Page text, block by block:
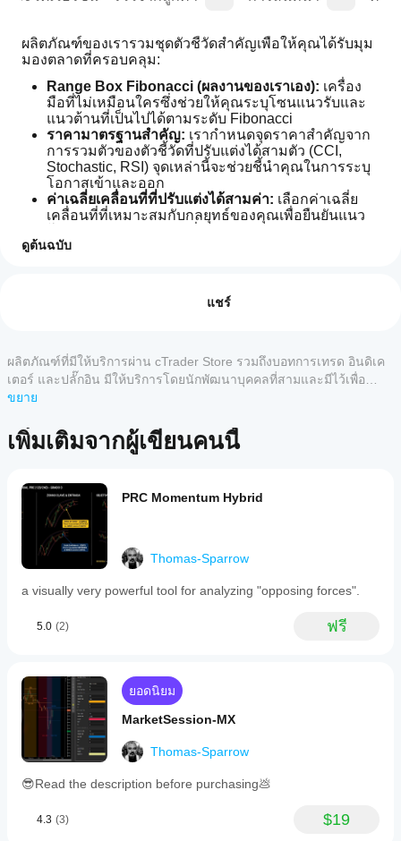
ผลิตภัณฑ์ของเรารวมชุดตัวชี้วัดสำคัญเพื่อให้คุณได้รับมุม
มองตลาดที่ครอบคลุม:
Range Box Fibonacci (ผลงานของเราเอง): เครื่อง
มือที่ไม่เหมือนใครซึ่งช่วยให้คุณระบุโซนแนวรับและ
แนวต้านที่เป็นไปได้ตามระดับ Fibonacci
ราคามาตรฐานสำคัญ: เรากำหนดจุดราคาสำคัญจาก
การรวมตัวของตัวชี้วัดที่ปรับแต่งได้สามตัว (CCI,
Stochastic, RSI) จุดเหล่านี้จะช่วยชี้นำคุณในการระบุ
โอกาสเข้าและออก
ค่าเฉลี่ยเคลื่อนที่ที่ปรับแต่งได้สามค่า: เลือกค่าเฉลี่ย
เคลื่อนที่ที่เหมาะสมกับกลยุทธ์ของคุณเพื่อยืนยันแนว
RSI:
รวบรวมและประมวลผล
โหมดแมนนวล: หน้าต่างที่ชัดเจนและกระชับสรุปว่า
ราคาตามการตั้งค่าตัวชี้วัดแต่ละตัวกำลังเคลื่อนที่ขึ้น
ในเวอร์ชันใหม่นี้ เราได้รวม
FVG (Fair Value Gap)
ซึ่งสามารถกรองตามขนาดและความใกล้เคียงกับ
นอกจากนี้ เรายังเข้าใจถึงความสำคัญของการสื่อสาร
ระหว่างมนุษย์กับเครื่องจักรในโลกการเทรดปัจจุบัน นั่นคือ
เหตุผลที่
HAI Quantum Trading Edge
เตือนด้วยข้อมูลที่วิเคราะห์ทั้งหมด ข้อความนี้ถูกออกแบบ
มาเพื่อให้ทั้งนักเทรดมนุษย์และเอเจนต์ AI เข้าใจ สร้าง
ภาษากลางสำหรับการวิเคราะห์ตลาด สุดท้าย เอเจนต์ AI
สามารถวิเคราะห์ข้อมูลนี้โดยตรงเพื่อให้ข้อมูลเชิงลึกเพิ่ม
ด้วย
HAI Quantum Trading Edge
จำเป็นเพื่อทำการตัดสินใจเทรดที่มีข้อมูลและมีกลยุทธ์มาก
ขึ้น
เพิ่มปุ่มซื้อและขายเพื่อเพิ่มความเสี่ยงและผลตอบแทน
ด้วยการตั้งค่าเริ่มต้นและเปิดการทำธุรกรรมจริง
ระวัง
ดูต้นฉบับ
รีวิวจากลูกค้า
ยังไม่มี
ตภัณฑ์
คยลอง
เชิญมา
เป็นคน
หลังจาก
ติดตั้ง
เพิ่มอินส
เพื่อเริ่ม
ใช้อิน
การ
วิเคราะห์
ทาง
เทคนิค
แอป
cTrader
ที่รอง
รับอิน
เตอร์
จาก
Store?
อินดิเค
เตอร์ที่
กำหนด
เองพร้อม
ใช้งาน
cTrader
เท่านั้น
ฉันจะทด
สอ
บอินดิเค
เตอร์ได้
อย่างไร?
และช่วง
เวลาที่
แตกต่าง
กันเพื่อ
ทำความ
มันทำงาน
ภายใต้
ปรับ
พารา
มิเต
อร์
อิน
ดิเค
เตอร์
หรือ
แชร์
ผลิตภัณฑ์ที่มีให้บริการผ่าน cTrader Store รวมถึงบอทการเทรด อินดิเค
เตอร์ และปลั๊กอิน มีให้บริการโดยนักพัฒนาบุคคลที่สามและมีไว้เพื่อ
วัตถุประสงค์ในการเข้าถึงข้อมูลและทางเทคนิคเท่านั้น cTrader Store
หรือการรับประกันผลการดำเนินงานในอนาคต
ขยาย
เพิ่มเติมจากผู้เขียนคนนี้
PRC Momentum Hybrid
Thomas-Sparrow
a visually very powerful tool for analyzing "opposing forces".
5.0 (2) ฟรี
ยอดนิยม
MarketSession-MX
Thomas-Sparrow
😎Read the description before purchasing💩
4.3 (3) $19